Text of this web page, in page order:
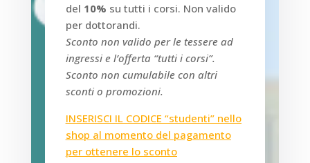
del 10% su tutti i corsi. Non valido
per dottorandi.
Sconto non valido per le tessere ad
ingressi e l’offerta “tutti i corsi”.
Sconto non cumulabile con altri
sconti o promozioni.
INSERISCI IL CODICE “studenti” nello
shop al momento del pagamento
per ottenere lo sconto